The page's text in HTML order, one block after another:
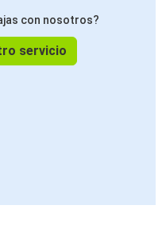
con nosotros?
servicio